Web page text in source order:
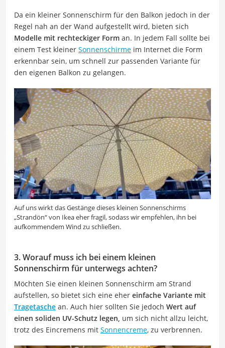
Da ein kleiner Sonnenschirm für den Balkon jedoch in der
Regel nah an der Wand aufgestellt wird, bieten sich
Modelle mit rechteckiger Form an. In jedem Fall sollte bei
einem Test kleiner Sonnenschirme im Internet die Form
erkennbar sein, um schnell zur passenden Variante für
den eigenen Balkon zu gelangen.
Auf uns wirkt das Gestänge dieses kleinen Sonnenschirms
„Strandön“ von Ikea eher fragil, sodass wir empfehlen, ihn bei
aufkommendem Wind zu schließen.
3. Worauf muss ich bei einem kleinen
Sonnenschirm für unterwegs achten?
Möchten Sie einen kleinen Sonnenschirm am Strand
aufstellen, so bietet sich eine eher einfache Variante mit
Tragetasche an. Auch hier sollten Sie jedoch Wert auf
einen soliden UV-Schutz legen, um sich nicht allzu leicht,
trotz des Eincremens mit Sonnencreme, zu verbrennen.